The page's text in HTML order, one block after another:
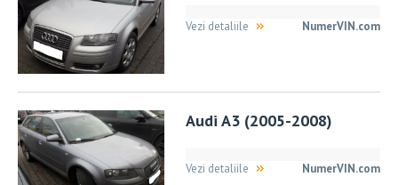
NumerVIN.com
Vezi detaliile
Audi A3 (2005-2008)
NumerVIN.com
Vezi detaliile